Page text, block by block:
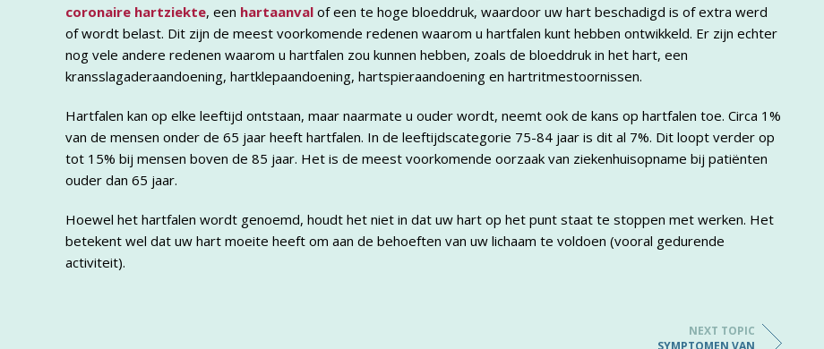
coronaire hartziekte, een hartaanval of een te hoge bloeddruk, waardoor uw hart beschadigd is of extra werd
of wordt belast. Dit zijn de meest voorkomende redenen waarom u hartfalen kunt hebben ontwikkeld. Er zijn echter
nog vele andere redenen waarom u hartfalen zou kunnen hebben, zoals de bloeddruk in het hart, een
kransslagaderaandoening, hartklepaandoening, hartspieraandoening en hartritmestoornissen.
Hartfalen kan op elke leeftijd ontstaan, maar naarmate u ouder wordt, neemt ook de kans op hartfalen toe. Circa 1%
van de mensen onder de 65 jaar heeft hartfalen. In de leeftijdscategorie 75-84 jaar is dit al 7%. Dit loopt verder op
tot 15% bij mensen boven de 85 jaar. Het is de meest voorkomende oorzaak van ziekenhuisopname bij patiënten
ouder dan 65 jaar.
Hoewel het hartfalen wordt genoemd, houdt het niet in dat uw hart op het punt staat te stoppen met werken. Het
betekent wel dat uw hart moeite heeft om aan de behoeften van uw lichaam te voldoen (vooral gedurende
activiteit).
NEXT TOPIC
SYMPTOMEN VAN